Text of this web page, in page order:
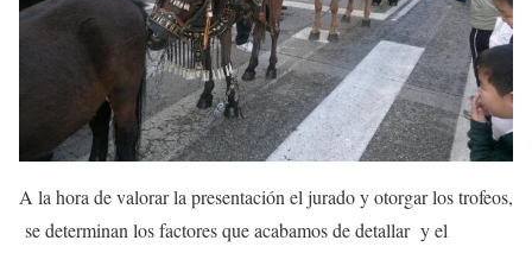
A la hora de valorar la presentación el jurado y otorgar los trofeos,
se determinan los factores que acabamos de detallar y el